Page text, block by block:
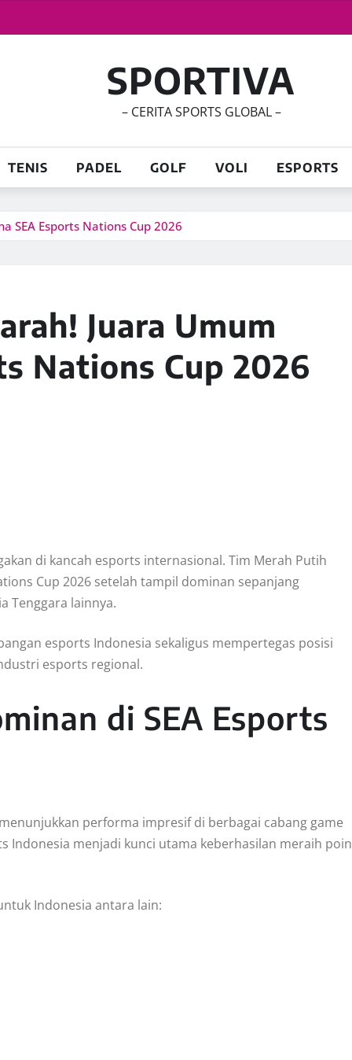
SPORTIVA
– CERITA SPORTS GLOBAL –
TENIS PADEL GOLF VOLI ESPORTS
SEA Esports Nations Cup 2026
Juara Umum
Nations Cup 2026
di kancah esports internasional. Tim Merah Putih
Cup 2026 setelah tampil dominan sepanjang
Tenggara lainnya.
esports Indonesia sekaligus mempertegas posisi
esports regional.
di SEA Esports
performa impresif di berbagai cabang game
Indonesia menjadi kunci utama keberhasilan meraih poin
Indonesia antara lain: